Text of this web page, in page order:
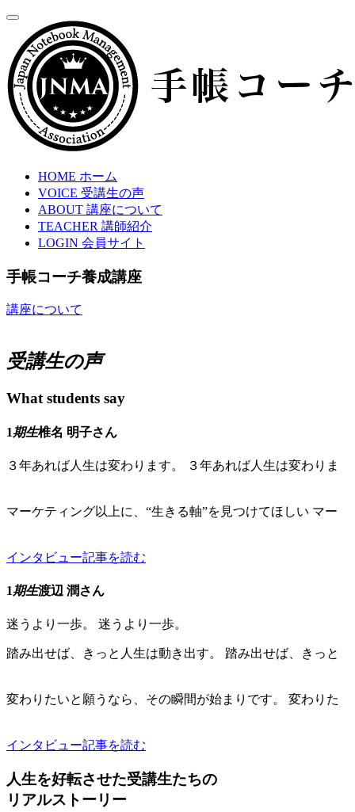
HOME ホーム
VOICE 受講生の声
ABOUT 講座について
TEACHER 講師紹介
LOGIN 会員サイト
手帳コーチ養成講座
講座について
受講生の声
What students say
1期生椎名 明子さん
３年あれば人生は変わります。
３年あれば人生は変わりま
マーケティング以上に、“生きる軸”を見つけてほしい マー
インタビュー記事を読む
1期生渡辺 潤さん
迷うより一歩。 迷うより一歩。
踏み出せば、きっと人生は動き出す。 踏み出せば、きっと
変わりたいと願うなら、その瞬間が始まりです。 変わりた
インタビュー記事を読む
人生を好転させた受講生たちの
リアルストーリー